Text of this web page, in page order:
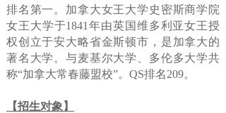
排名第一。加拿大女王大学史密斯商学院
女王大学于1841年由英国维多利亚女王授
权创立于安大略省金斯顿市，是加拿大的
著名大学。与麦基尔大学、多伦多大学共
称“加拿大常春藤盟校”。QS排名209。
【招生对象】